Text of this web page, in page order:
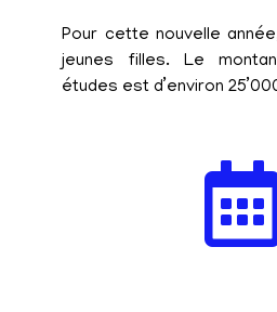
Pour cette nouvelle
jeunes filles. Le
études est d’environ